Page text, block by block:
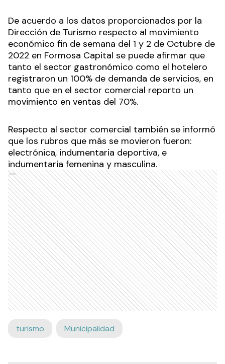
De acuerdo a los datos proporcionados por la
Dirección de Turismo respecto al movimiento
económico fin de semana del 1 y 2 de Octubre de
2022 en Formosa Capital se puede afirmar que
tanto el sector gastronómico como el hotelero
registraron un 100% de demanda de servicios, en
tanto que en el sector comercial reporto un
movimiento en ventas del 70%.
Respecto al sector comercial también se informó
que los rubros que más se movieron fueron:
electrónica, indumentaria deportiva, e
indumentaria femenina y masculina.
Ads
turismo Municipalidad